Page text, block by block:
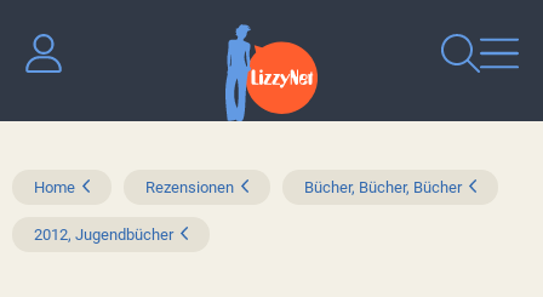
Home Rezensionen Bücher, Bücher, Bücher
2012, Jugendbücher